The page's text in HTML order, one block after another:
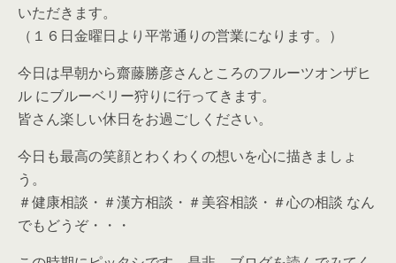
いただきます。
（１６日金曜日より平常通りの営業になります。）
今日は早朝から齋藤勝彦さんところのフルーツオンザヒ
ル にブルーベリー狩りに行ってきます。
皆さん楽しい休日をお過ごしください。
今日も最高の笑顔とわくわくの想いを心に描きましょ
う。
＃健康相談・＃漢方相談・＃美容相談・＃心の相談 なん
でもどうぞ・・・